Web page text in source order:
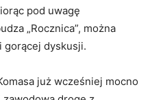
pod uwagę
„Rocznica”, można
gorącej dyskusji.
już wcześniej mocno